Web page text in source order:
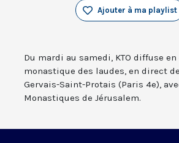
Ajouter à ma playlist
Du mardi au samedi, KTO diffuse
monastique des laudes, en direct
Gervais-Saint-Protais (Paris 4e),
Monastiques de Jérusalem.